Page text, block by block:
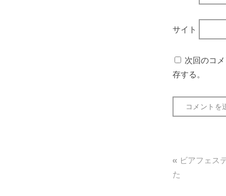
サイト
次回のコ
存する。
投
稿
ビアフェス
た